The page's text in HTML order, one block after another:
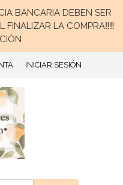
BANCARIA DEBEN SER
FINALIZAR LA COMPRA‼️‼️
INICIAR SESIÓN